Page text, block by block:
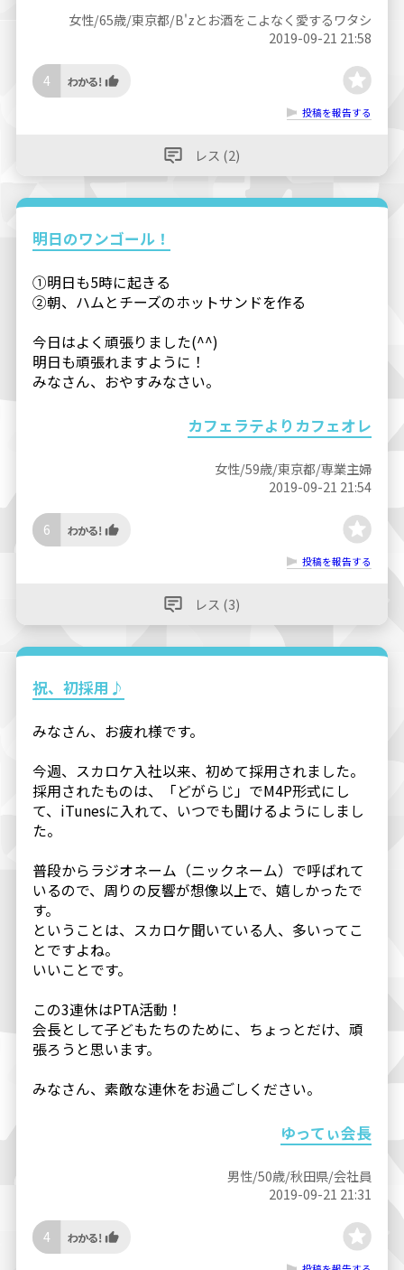
女性/65歳/東京都/B'zとお酒をこよなく愛するワタシ
2019-09-21 21:58
4
投稿を報告する
レス (2)
明日のワンゴール！
①明日も5時に起きる
②朝、ハムとチーズのホットサンドを作る
今日はよく頑張りました(^^)
明日も頑張れますように！
みなさん、おやすみなさい。
カフェラテよりカフェオレ
女性/59歳/東京都/専業主婦
2019-09-21 21:54
6
投稿を報告する
レス (3)
祝、初採用♪
みなさん、お疲れ様です。
今週、スカロケ入社以来、初めて採用されました。
採用されたものは、「どがらじ」でM4P形式にし
て、iTunesに入れて、いつでも聞けるようにしまし
た。
普段からラジオネーム（ニックネーム）で呼ばれて
いるので、周りの反響が想像以上で、嬉しかったで
す。
ということは、スカロケ聞いている人、多いってこ
とですよね。
いいことです。
この3連休はPTA活動！
会長として子どもたちのために、ちょっとだけ、頑
張ろうと思います。
みなさん、素敵な連休をお過ごしください。
ゆってぃ会長
男性/50歳/秋田県/会社員
2019-09-21 21:31
4